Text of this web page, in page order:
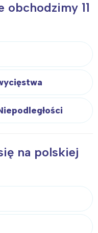
obchodzimy 11
na polskiej